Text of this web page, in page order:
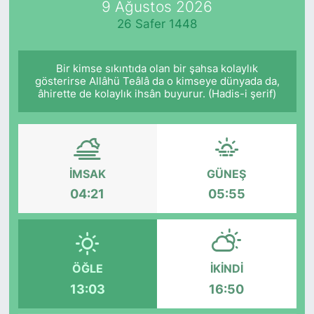
9 Ağustos 2026
26 Safer 1448
Bir kimse sıkıntıda olan bir şahsa kolaylık
gösterirse Allâhü Teâlâ da o kimseye dünyada da,
âhirette de kolaylık ihsân buyurur. (Hadis-i şerif)
İMSAK
04:21
GÜNEŞ
05:55
ÖĞLE
13:03
İKINDI
16:50
KÖŞE YAZILARI
KÖŞE YAZILARI (Arşiv)
KÜLTÜR SANAT
RÖPORTAJ
SARIYER HABERLERİ
SARIYER İMAR BARIŞI
SEKTÖR